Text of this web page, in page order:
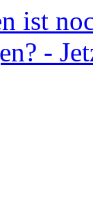
ist
-